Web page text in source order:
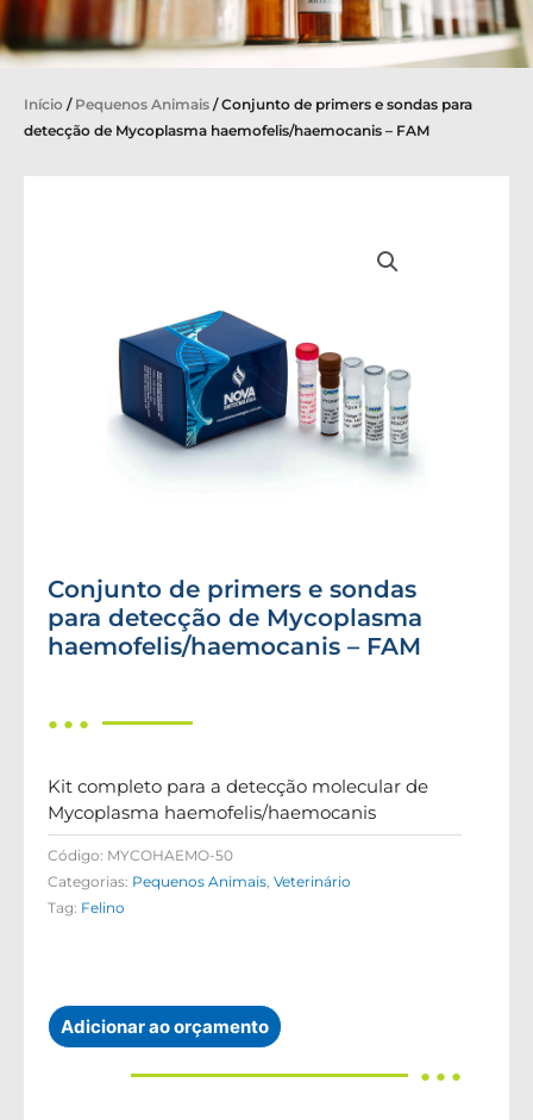
Início / Pequenos Animais / Conjunto de primers e sondas para
detecção de Mycoplasma haemofelis/haemocanis – FAM
Conjunto de primers e sondas
para detecção de Mycoplasma
haemofelis/haemocanis – FAM
● ● ●
Kit completo para a detecção molecular de
Mycoplasma haemofelis/haemocanis
Código: MYCOHAEMO-50
Categorias: Pequenos Animais Veterinário
Tag: Felino
Adicionar ao orçamento
● ● ●